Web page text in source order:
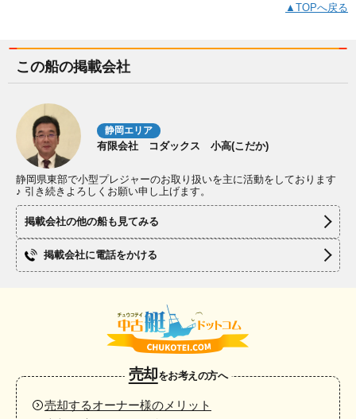
▲TOPへ戻る
この船の掲載会社
静岡エリア
有限会社 コダックス 小高(こだか)
静岡県東部で小型プレジャーのお取り扱いを主に活動をしております
♪ 引き続きよろしくお願い申し上げます。
掲載会社の他の船も見てみる
掲載会社に電話をかける
売却をお考えの方へ
売却するオーナー様のメリット